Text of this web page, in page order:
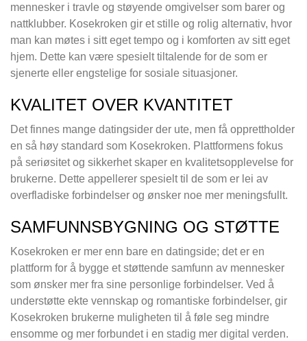
mennesker i travle og støyende omgivelser som barer og
nattklubber. Kosekroken gir et stille og rolig alternativ, hvor
man kan møtes i sitt eget tempo og i komforten av sitt eget
hjem. Dette kan være spesielt tiltalende for de som er
sjenerte eller engstelige for sosiale situasjoner.
KVALITET OVER KVANTITET
Det finnes mange datingsider der ute, men få opprettholder
en så høy standard som Kosekroken. Plattformens fokus
på seriøsitet og sikkerhet skaper en kvalitetsopplevelse for
brukerne. Dette appellerer spesielt til de som er lei av
overfladiske forbindelser og ønsker noe mer meningsfullt.
SAMFUNNSBYGNING OG STØTTE
Kosekroken er mer enn bare en datingside; det er en
plattform for å bygge et støttende samfunn av mennesker
som ønsker mer fra sine personlige forbindelser. Ved å
understøtte ekte vennskap og romantiske forbindelser, gir
Kosekroken brukerne muligheten til å føle seg mindre
ensomme og mer forbundet i en stadig mer digital verden.